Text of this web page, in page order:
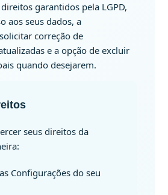
garantidos pela LGPD,
aos seus dados, a
correção de
e a opção de excluir
quando desejarem.
seus direitos da
Configurações do seu